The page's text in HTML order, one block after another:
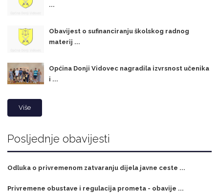
...
Obavijest o sufinanciranju školskog radnog
materij ...
Općina Donji Vidovec nagradila izvrsnost učenika
i ...
Više
Posljednje obavijesti
Odluka o privremenom zatvaranju dijela javne ceste ...
Privremene obustave i regulacija prometa - obavije ...